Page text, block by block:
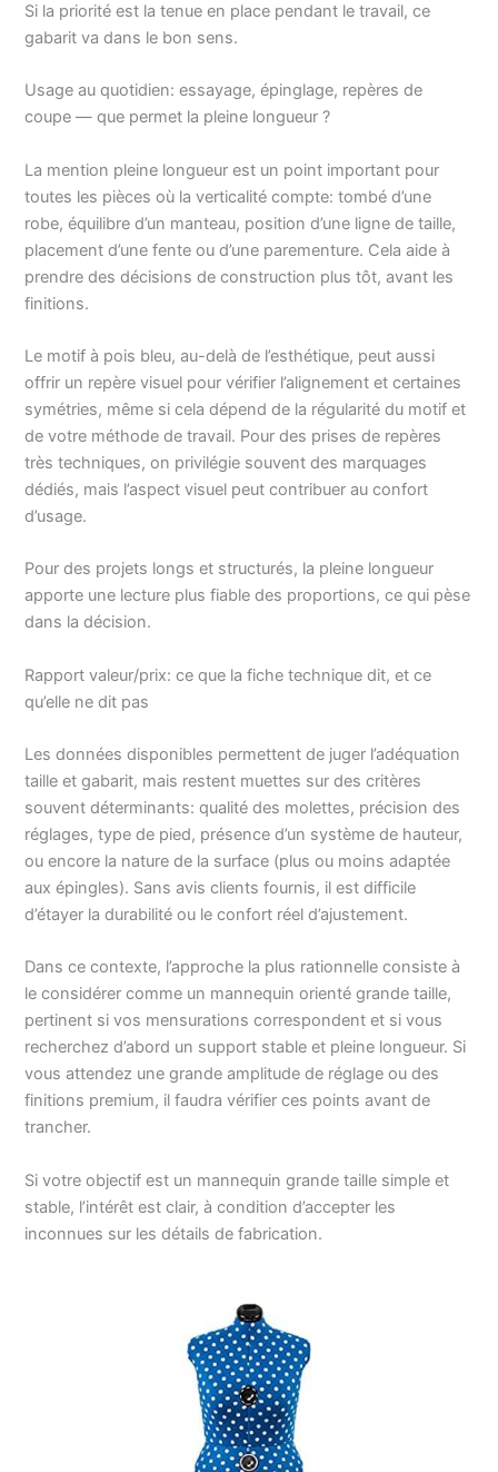
Si la priorité est la tenue en place pendant le travail, ce
gabarit va dans le bon sens.
Usage au quotidien: essayage, épinglage, repères de
coupe — que permet la pleine longueur ?
La mention pleine longueur est un point important pour
toutes les pièces où la verticalité compte: tombé d’une
robe, équilibre d’un manteau, position d’une ligne de taille,
placement d’une fente ou d’une parementure. Cela aide à
prendre des décisions de construction plus tôt, avant les
finitions.
Le motif à pois bleu, au-delà de l’esthétique, peut aussi
offrir un repère visuel pour vérifier l’alignement et certaines
symétries, même si cela dépend de la régularité du motif et
de votre méthode de travail. Pour des prises de repères
très techniques, on privilégie souvent des marquages
dédiés, mais l’aspect visuel peut contribuer au confort
d’usage.
Pour des projets longs et structurés, la pleine longueur
apporte une lecture plus fiable des proportions, ce qui pèse
dans la décision.
Rapport valeur/prix: ce que la fiche technique dit, et ce
qu’elle ne dit pas
Les données disponibles permettent de juger l’adéquation
taille et gabarit, mais restent muettes sur des critères
souvent déterminants: qualité des molettes, précision des
réglages, type de pied, présence d’un système de hauteur,
ou encore la nature de la surface (plus ou moins adaptée
aux épingles). Sans avis clients fournis, il est difficile
d’étayer la durabilité ou le confort réel d’ajustement.
Dans ce contexte, l’approche la plus rationnelle consiste à
le considérer comme un mannequin orienté grande taille,
pertinent si vos mensurations correspondent et si vous
recherchez d’abord un support stable et pleine longueur. Si
vous attendez une grande amplitude de réglage ou des
finitions premium, il faudra vérifier ces points avant de
trancher.
Si votre objectif est un mannequin grande taille simple et
stable, l’intérêt est clair, à condition d’accepter les
inconnues sur les détails de fabrication.